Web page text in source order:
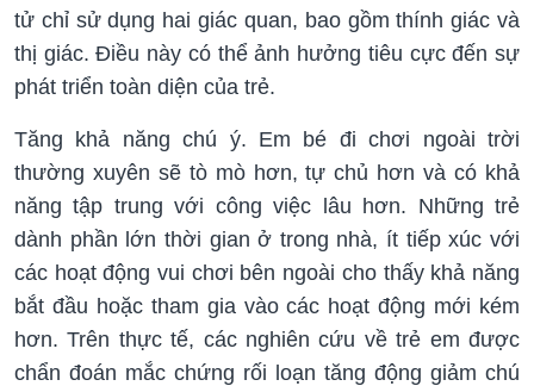
tử chỉ sử dụng hai giác quan, bao gồm thính giác và
thị giác. Điều này có thể ảnh hưởng tiêu cực đến sự
phát triển toàn diện của trẻ.
Tăng khả năng chú ý. Em bé đi chơi ngoài trời
thường xuyên sẽ tò mò hơn, tự chủ hơn và có khả
năng tập trung với công việc lâu hơn. Những trẻ
dành phần lớn thời gian ở trong nhà, ít tiếp xúc với
các hoạt động vui chơi bên ngoài cho thấy khả năng
bắt đầu hoặc tham gia vào các hoạt động mới kém
hơn. Trên thực tế, các nghiên cứu về trẻ em được
chẩn đoán mắc chứng rối loạn tăng động giảm chú